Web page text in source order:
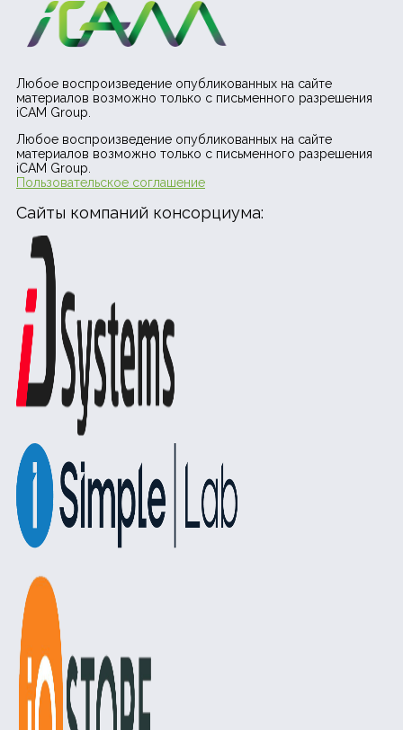
Любое воспроизведение опубликованных на сайте
материалов возможно только с письменного разрешения
iCAM Group.
Любое воспроизведение опубликованных на сайте
материалов возможно только с письменного разрешения
iCAM Group.
Пользовательское соглашение
Сайты компаний консорциума: